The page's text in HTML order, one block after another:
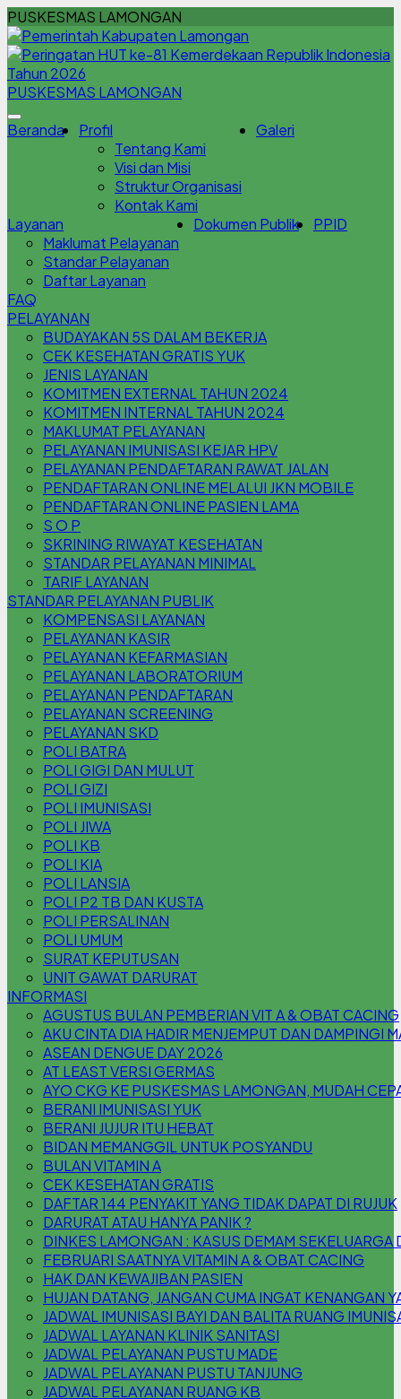
PUSKESMAS LAMONGAN
PUSKESMAS LAMONGAN
Beranda
Profil
Tentang Kami
Visi dan Misi
Struktur Organisasi
Kontak Kami
Galeri
Layanan
Maklumat Pelayanan
Standar Pelayanan
Daftar Layanan
Dokumen Publik PPID
FAQ
PELAYANAN
BUDAYAKAN 5S DALAM BEKERJA
CEK KESEHATAN GRATIS YUK
JENIS LAYANAN
KOMITMEN EXTERNAL TAHUN 2024
KOMITMEN INTERNAL TAHUN 2024
MAKLUMAT PELAYANAN
PELAYANAN IMUNISASI KEJAR HPV
PELAYANAN PENDAFTARAN RAWAT JALAN
PENDAFTARAN ONLINE MELALUI JKN MOBILE
PENDAFTARAN ONLINE PASIEN LAMA
S O P
SKRINING RIWAYAT KESEHATAN
STANDAR PELAYANAN MINIMAL
TARIF LAYANAN
STANDAR PELAYANAN PUBLIK
KOMPENSASI LAYANAN
PELAYANAN KASIR
PELAYANAN KEFARMASIAN
PELAYANAN LABORATORIUM
PELAYANAN PENDAFTARAN
PELAYANAN SCREENING
PELAYANAN SKD
POLI BATRA
POLI GIGI DAN MULUT
POLI GIZI
POLI IMUNISASI
POLI JIWA
POLI KB
POLI KIA
POLI LANSIA
POLI P2 TB DAN KUSTA
POLI PERSALINAN
POLI UMUM
SURAT KEPUTUSAN
UNIT GAWAT DARURAT
INFORMASI
AGUSTUS BULAN PEMBERIAN VIT A & OBAT CACING
AKU CINTA DIA HADIR MENJEMPUT DAN DAMPINGI
ASEAN DENGUE DAY 2026
AT LEAST VERSI GERMAS
AYO CKG KE PUSKESMAS LAMONGAN, MUDAH
BERANI IMUNISASI YUK
BERANI JUJUR ITU HEBAT
BIDAN MEMANGGIL UNTUK POSYANDU
BULAN VITAMIN A
CEK KESEHATAN GRATIS
DAFTAR 144 PENYAKIT YANG TIDAK DAPAT DI RUJUK
DARURAT ATAU HANYA PANIK ?
DINKES LAMONGAN : KASUS DEMAM SEKELUARGA
FEBRUARI SAATNYA VITAMIN A & OBAT CACING
HAK DAN KEWAJIBAN PASIEN
HUJAN DATANG, JANGAN CUMA INGAT KENANGAN
JADWAL IMUNISASI BAYI DAN BALITA RUANG
JADWAL LAYANAN KLINIK SANITASI
JADWAL PELAYANAN PUSTU MADE
JADWAL PELAYANAN PUSTU TANJUNG
JADWAL PELAYANAN RUANG KB